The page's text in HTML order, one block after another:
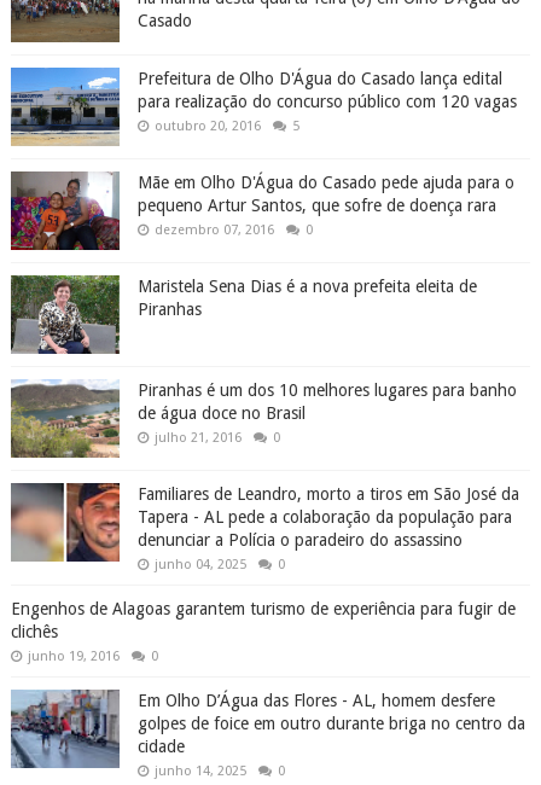
Casado
Prefeitura de Olho D'Água do Casado lança edital
para realização do concurso público com 120 vagas
outubro 20, 2016 5
Mãe em Olho D'Água do Casado pede ajuda para o
pequeno Artur Santos, que sofre de doença rara
dezembro 07, 2016 0
Maristela Sena Dias é a nova prefeita eleita de
Piranhas
Piranhas é um dos 10 melhores lugares para banho
de água doce no Brasil
julho 21, 2016 0
Familiares de Leandro, morto a tiros em São José da
Tapera - AL pede a colaboração da população para
denunciar a Polícia o paradeiro do assassino
junho 04, 2025 0
Engenhos de Alagoas garantem turismo de experiência para fugir de
clichês
junho 19, 2016 0
Em Olho D’Água das Flores - AL, homem desfere
golpes de foice em outro durante briga no centro da
cidade
junho 14, 2025 0